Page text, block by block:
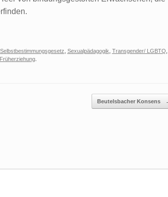
Selbstbestimmungsgesetz Sexualpädagogik Transgender/ LGBTQ
.
Beutelsbacher Konsens